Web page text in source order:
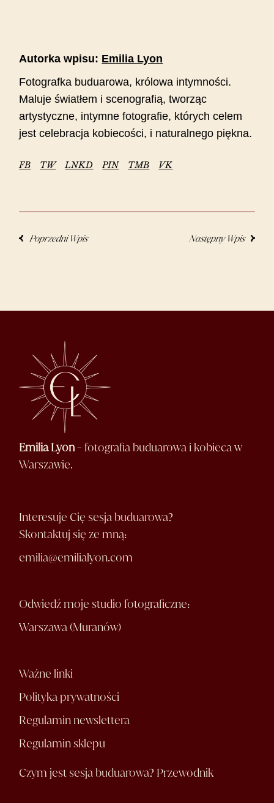
Autorka wpisu: Emilia Lyon
Fotografka buduarowa, królowa intymności.
Maluje światłem i scenografią, tworząc
artystyczne, intymne fotografie, których celem
jest celebracja kobiecości, i naturalnego piękna.
FB TW LNKD PIN TMB VK
Poprzedni Wpis Następny Wpis
Emilia Lyon- fotografia buduarowa i kobieca w
Warszawie.
Interesuje Cię sesja buduarowa?
Skontaktuj się ze mną:
emilia@emilialyon.com
Odwiedź moje studio fotograficzne:
Warszawa (Muranów)
Ważne linki
Polityka prywatności
Regulamin newslettera
Regulamin sklepu
Czym jest sesja buduarowa? Przewodnik